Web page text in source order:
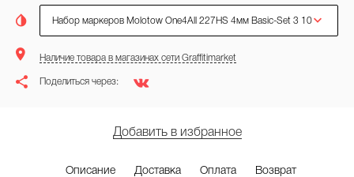
Набор маркеров Molotow One4All 227HS 4мм Basic-Set 3 10
Наличие товара в магазинах сети Graffitimarket
Поделиться через:
Добавить в избранное
Описание Доставка Оплата Возврат